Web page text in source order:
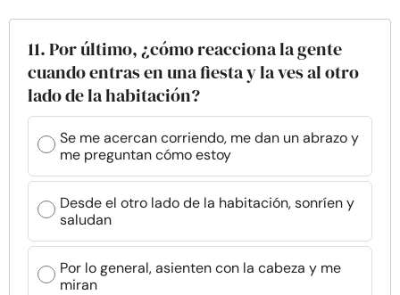
11. Por último, ¿cómo reacciona la gente
cuando entras en una fiesta y la ves al otro
lado de la habitación?
Se me acercan corriendo, me dan un abrazo y
me preguntan cómo estoy
Desde el otro lado de la habitación, sonríen y
saludan
Por lo general, asienten con la cabeza y me
miran